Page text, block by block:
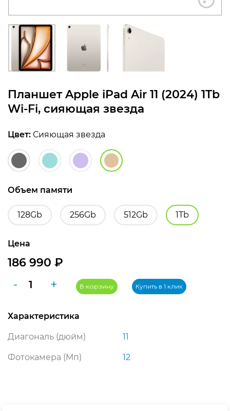
Планшет Apple iPad Air 11 (2024) 1Tb
Wi-Fi, сияющая звезда
Цвет: Сияющая звезда
Объем памяти
128Gb 256Gb 512Gb 1Tb
Цена
186 990 ₽
-
Количество
Apple
Air
11
+ В корзину Купить в 1 клик
Характеристика
Диагональ (дюйм) 11
Фотокамера (Мп) 12
+7 812 318-40-14
(c 10:00 до 21:00, без
выходных)